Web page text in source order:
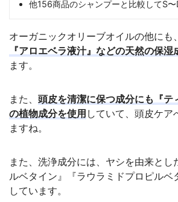
他156商品のシャンプーと比較してS〜
オーガニックオリーブオイルの他にも、
『アロエベラ液汁』などの天然の保湿
ます。
また、 頭皮を清潔に保つ成分にも『テ
の植物成分を使用 していて、頭皮ケア
ますね。
また、洗浄成分には、ヤシを由来とし
ルベタイン』『ラウラミドプロピルベ
しています。